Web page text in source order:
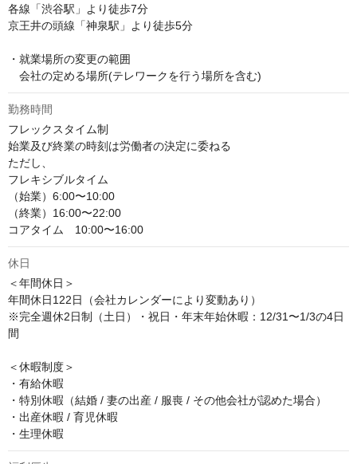
各線「渋谷駅」より徒歩7分
京王井の頭線「神泉駅」より徒歩5分
・就業場所の変更の範囲
会社の定める場所(テレワークを行う場所を含む)
勤務時間
フレックスタイム制
始業及び終業の時刻は労働者の決定に委ねる
ただし、
フレキシブルタイム
（始業）6:00〜10:00
（終業）16:00〜22:00
コアタイム　10:00〜16:00
休日
＜年間休日＞
年間休日122日（会社カレンダーにより変動あり）
※完全週休2日制（土日）・祝日・年末年始休暇：12/31〜1/3の4日
間
＜休暇制度＞
・有給休暇
・特別休暇（結婚 / 妻の出産 / 服喪 / その他会社が認めた場合）
・出産休暇 / 育児休暇
・生理休暇